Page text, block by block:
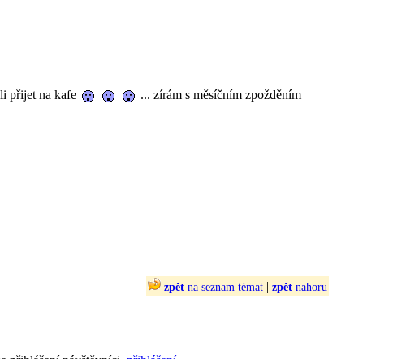
přijet na kafe
... zírám s měsíčním zpožděním
zpětna seznam témat| zpětnahoru